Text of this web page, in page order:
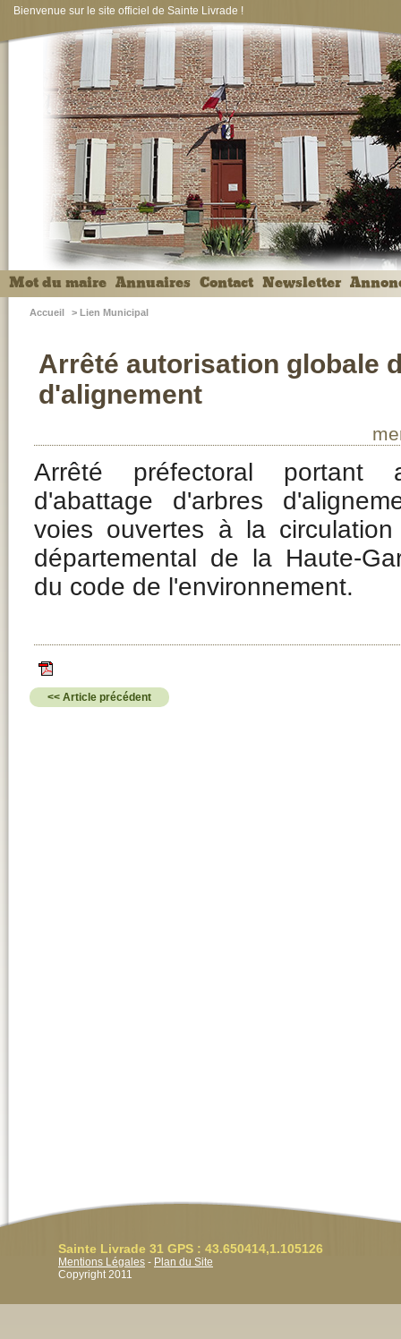
Bienvenue sur le site officiel de Sainte Livrade !
Mot du maire Annuaires Contact Newsletter
Accueil > Lien Municipal
Arrêté autorisation globale
d'alignement
Arrêté préfectoral portant
d'abattage d'arbres
voies ouvertes à la
départemental de la Haute-
du code de l'environnement.
<< Article précédent
Sainte Livrade 31 GPS : 43.650414,1.105126
Mentions Légales - Plan du Site
Copyright 2011